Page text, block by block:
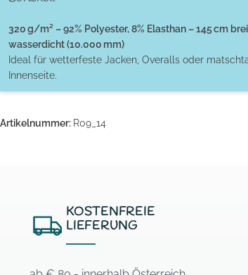
320 g/m² – 92% Polyester, 8% Elasthan – 145 cm
wasserdicht (10.000 mm)
Ideal für wetterfeste Jacken, Overalls oder
Innenseite.
Artikelnummer: R09_14
KOSTENFREIE
LIEFERUNG